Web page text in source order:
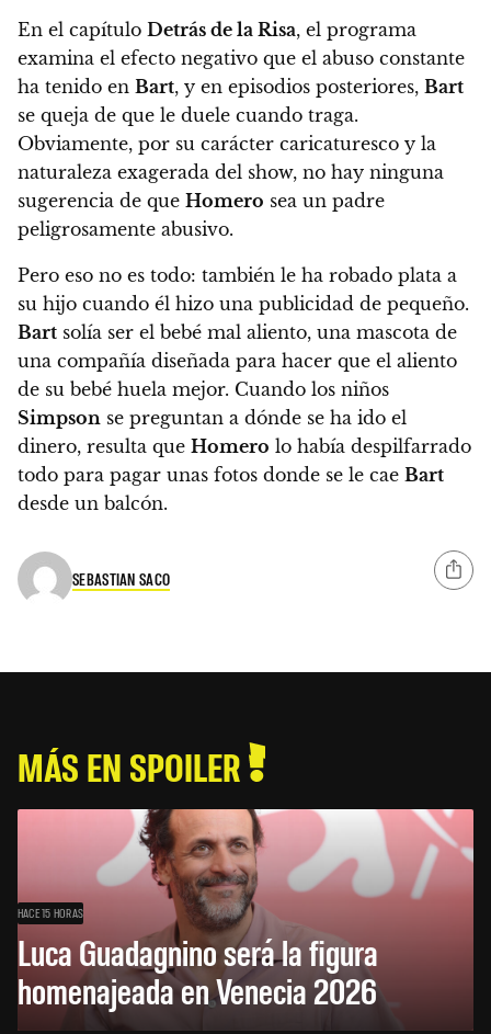
En el capítulo Detrás de la Risa, el programa
examina el efecto negativo que el abuso constante
ha tenido en Bart, y en episodios posteriores, Bart
se queja de que le duele cuando traga.
Obviamente, por su carácter caricaturesco y la
naturaleza exagerada del show, no hay ninguna
sugerencia de que Homero sea un padre
peligrosamente abusivo.
Pero eso no es todo: también le ha robado plata a
su hijo cuando él hizo una publicidad de pequeño.
Bart solía ser el bebé mal aliento, una mascota de
una compañía diseñada para hacer que el aliento
de su bebé huela mejor. Cuando los niños
Simpson se preguntan a dónde se ha ido el
dinero, resulta que Homero lo había despilfarrado
todo para pagar unas fotos donde se le cae Bart
desde un balcón.
SEBASTIAN SACO
MÁS EN SPOILER
HACE 15 HORAS
Luca Guadagnino será la figura
homenajeada en Venecia 2026